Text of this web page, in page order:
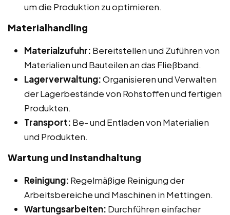
um die Produktion zu optimieren.
Materialhandling
Materialzufuhr: Bereitstellen und Zuführen von
Materialien und Bauteilen an das Fließband.
Lagerverwaltung:Organisieren und Verwalten
der Lagerbestände von Rohstoffen und fertigen
Produkten.
Transport: Be- und Entladen von Materialien
und Produkten.
Wartung und Instandhaltung
Reinigung: Regelmäßige Reinigung der
Arbeitsbereiche und Maschinen in Mettingen.
Wartungsarbeiten: Durchführen einfacher